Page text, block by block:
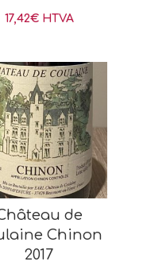
17,42€ HTVA
de
Chinon
2017